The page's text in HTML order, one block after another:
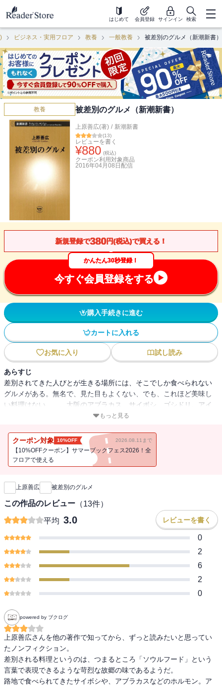
はじめて 会員登録 サインイン 検索
ビジネス・実用フロア 教養 一般教養 被差別のグルメ（新潮新書）
教養 被差別のグルメ（新潮新書）
上原善広(著) / 新潮新書
(13)
レビューを書く
¥880 (税込)
クーポン利用対象商品
2016年04月08日 配信
新規登録で380円(税込)で買える！
かんたん30秒登録！
今すぐ会員登録をする
購入手続きに進む
カートに入れる
お気に入り 試し読み
あらすじ
差別されてきた人びとが生きる場所には、そこでしか食べられない
グルメがある。無名で、見た目もよくない、でも、これほど美味し
い料理はない……。大阪のアブラカス、サイボシ、ゴシドリ。アイ
ヌの鹿肉、川魚、鍋料理。北方少数民族の魚皮でつくったデザー
人から広がった焼肉など。垂涎の美味と異色の食文化を大宅賞作家
が描く傑作ノンフィクション。
もっと見る
クーポン対象 10%OFF 2026.08.11まで
【10%OFFクーポン】サマーブックフェス2026！全
フロアで使える
新刊通知
上原善広 被差別のグルメ
この作品のレビュー （13件）
平均 3.0 レビューを書く
0
2
6
2
0
powered by ブクログ
上原善広さんを他の著作で知ってから、ずっと読みたいと思ってい
たノンフィクション。
差別される料理というのは、つまるところ「ソウルフード」という
言葉で表現できるような苛烈な故郷の味であるようだ。
路地で食べられてきたサイボシや、アブラカスなどのホルモン。ア